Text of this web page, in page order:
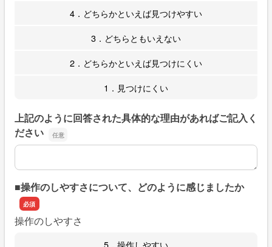
4．どちらかといえば見つけやすい
3．どちらともいえない
2．どちらかといえば見つけにくい
1．見つけにくい
上記のように回答された具体的な理由があればご記入く
ださい
上記のように回答された具体的な理由があればご記入くだ
■操作のしやすさについて、どのように感じましたか
操作のしやすさ
5．操作しやすい